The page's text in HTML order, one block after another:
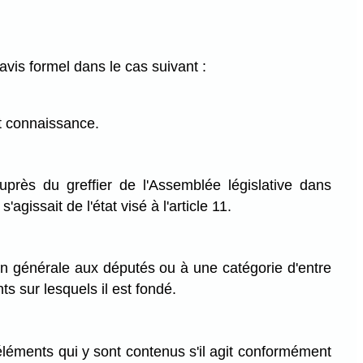
formel dans le cas suivant :
connaissance.
du greffier de l'Assemblée législative dans
de l'état visé à l'article 11.
générale aux députés ou à une catégorie d'entre
sur lesquels il est fondé.
qui y sont contenus s'il agit conformément